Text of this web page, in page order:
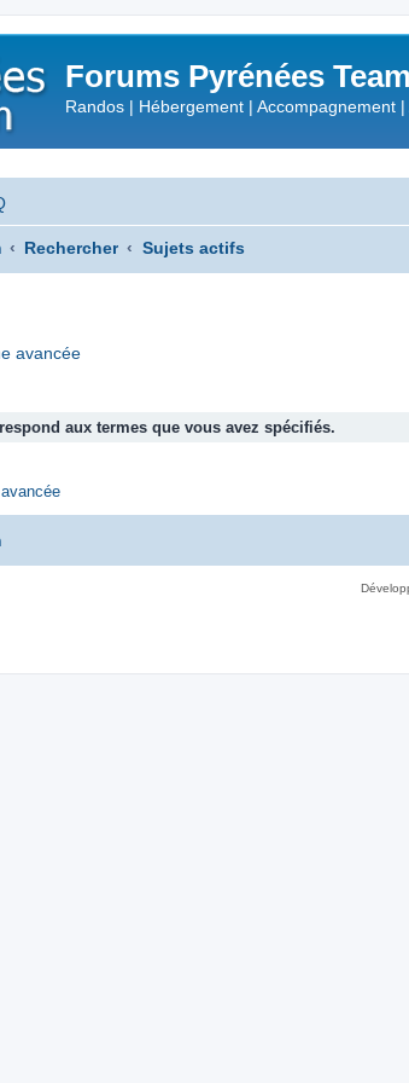
Forums Pyrénées
Randos | Hébergement | Accompagnement |
Rechercher Sujets actifs
avancée
aux termes que vous avez spécifiés.